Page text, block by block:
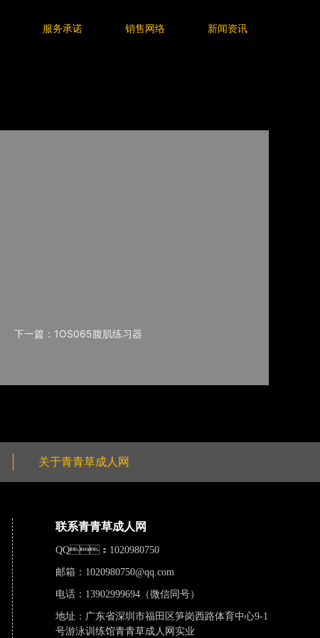
服务承诺 销售网络 新闻资讯
下一篇：1OS065腹肌练习器
关于青青草成人网
联系青青草成人网
QQ：1020980750
邮箱： 1020980750@qq.com
电话：13902999694（微信同号）
地址：广东省深圳市福田区笋岗西路体育中心9-1
号游泳训练馆青青草成人网实业